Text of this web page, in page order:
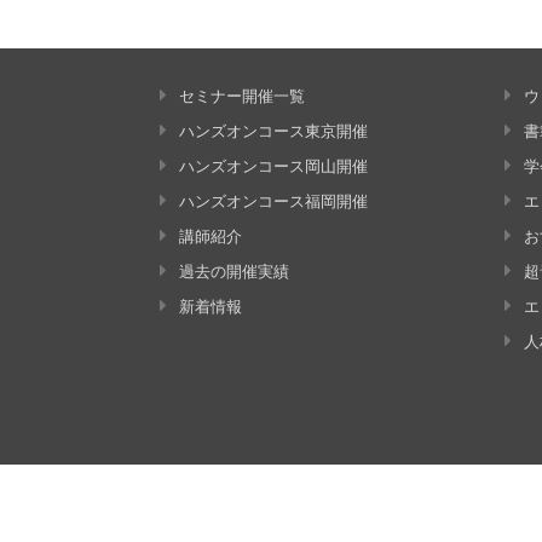
セミナー開催一覧
ハンズオンコース東京開催
ハンズオンコース岡山開催
ハンズオンコース福岡開催
講師紹介
過去の開催実績
新着情報